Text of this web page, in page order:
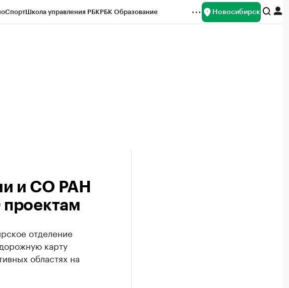
СпортШкола управления РБКРБК Образование Новосибирск
и СО РАН
проектам
отделение
карту
областях на